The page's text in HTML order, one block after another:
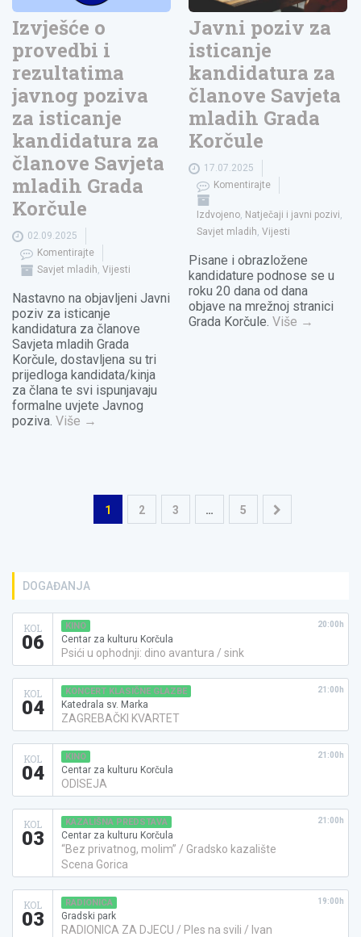
Izvješće o
provedbi i
rezultatima
javnog poziva
za isticanje
kandidatura za
članove Savjeta
mladih Grada
Korčule
02.09.2025
Komentirajte
Savjet mladih, Vijesti
Nastavno na objavljeni Javni
poziv za isticanje
kandidatura za članove
Savjeta mladih Grada
Korčule, dostavljena su tri
prijedloga kandidata/kinja
za člana te svi ispunjavaju
formalne uvjete Javnog
poziva. Više →
Javni poziv za
isticanje
kandidatura za
članove Savjeta
mladih Grada
Korčule
17.07.2025
Komentirajte
Izdvojeno, Natječaji i javni pozivi,
Savjet mladih,Vijesti
Pisane i obrazložene
kandidature podnose se u
roku 20 dana od dana
objave na mrežnoj stranici
Grada Korčule.Više →
Navigacija
1 2 3 … 5
DOGAĐANJA
KOL
06
KINO
Centar za kulturu Korčula
Psići u ophodnji: dino avantura / sink
20:00h
KOL
04
KONCERT KLASIČNE GLAZBE
Katedrala sv. Marka
ZAGREBAČKI KVARTET
21:00h
KOL
04
KINO
Centar za kulturu Korčula
ODISEJA
21:00h
KOL
03
KAZALIŠNA PREDSTAVA
Centar za kulturu Korčula
“Bez privatnog, molim” / Gradsko kazalište
Scena Gorica
21:00h
KOL
03
RADIONICA
Gradski park
RADIONICA ZA DJECU / Ples na svili / Ivan
19:00h